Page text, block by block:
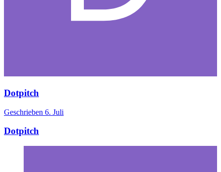
Dotpitch
Geschrieben 6. Juli
Dotpitch